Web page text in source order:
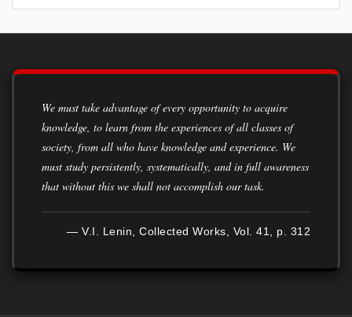
We must take advantage of every opportunity to acquire
knowledge, to learn from the experiences of all classes of
society, from all who have knowledge and experience. We
must study persistently, systematically, and in full awareness
that without this we shall not accomplish our task.
— V.I. Lenin, Collected Works, Vol. 41, p. 312